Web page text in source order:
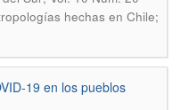
hechas en Chile;
19 en los pueblos